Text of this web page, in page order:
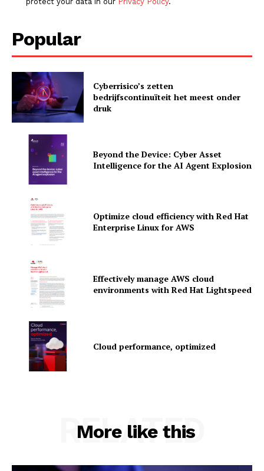
News Letter
Martech Prime
Company
About Us
Contact us
Popular
Cyberrisico’s zetten
bedrijfscontinuïteit het meest onder
druk
Beyond the Device: Cyber Asset
Intelligence for the AI Agent Explosion
Optimize cloud efficiency with Red Hat
Enterprise Linux for AWS
Effectively manage AWS cloud
environments with Red Hat Lightspeed
Cloud performance, optimized
More like this
RELATED